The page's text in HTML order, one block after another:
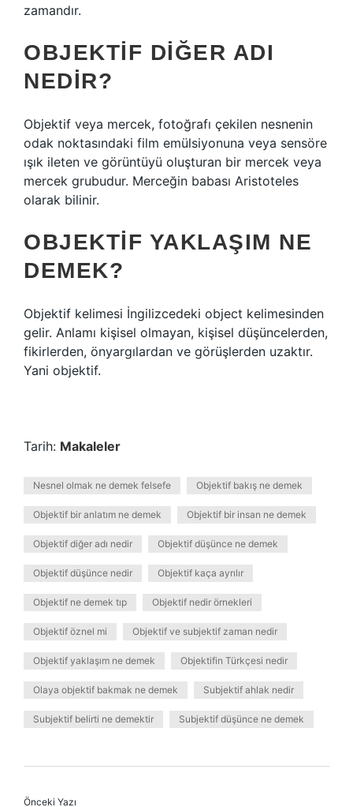
zamandır.
OBJEKTIF DIĞER ADI
NEDIR?
Objektif veya mercek, fotoğrafı çekilen nesnenin
odak noktasındaki film emülsiyonuna veya sensöre
ışık ileten ve görüntüyü oluşturan bir mercek veya
mercek grubudur. Merceğin babası Aristoteles
olarak bilinir.
OBJEKTIF YAKLAŞIM NE
DEMEK?
Objektif kelimesi İngilizcedeki object kelimesinden
gelir. Anlamı kişisel olmayan, kişisel düşüncelerden,
fikirlerden, önyargılardan ve görüşlerden uzaktır.
Yani objektif.
Tarih: Makaleler
Nesnel olmak ne demek felsefe Objektif bakış ne demek
Objektif bir anlatım ne demek Objektif bir insan ne demek
Objektif diğer adı nedir Objektif düşünce ne demek
Objektif düşünce nedir Objektif kaça ayrılır
Objektif ne demek tıp Objektif nedir örnekleri
Objektif öznel mi Objektif ve subjektif zaman nedir
Objektif yaklaşım ne demek Objektifin Türkçesi nedir
Olaya objektif bakmak ne demek Subjektif ahlak nedir
Subjektif belirti ne demektir Subjektif düşünce ne demek
Önceki Yazı